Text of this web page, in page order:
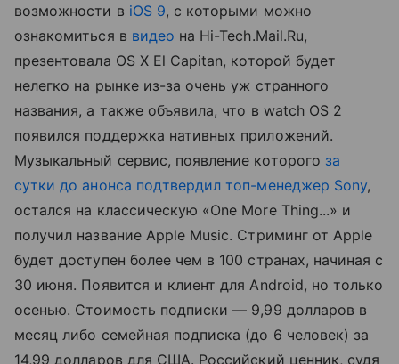
возможности в iOS 9, с которыми можно
ознакомиться в видео на Hi-Tech.Mail.Ru,
презентовала OS X El Capitan, которой будет
нелегко на рынке из-за очень уж странного
названия, а также объявила, что в watch OS 2
появился поддержка нативных приложений.
Музыкальный сервис, появление которого за
сутки до анонса подтвердил топ-менеджер Sony,
остался на классическую «One More Thing...» и
получил название Apple Music. Стриминг от Apple
будет доступен более чем в 100 странах, начиная с
30 июня. Появится и клиент для Android, но только
осенью. Стоимость подписки — 9,99 долларов в
месяц либо семейная подписка (до 6 человек) за
14,99 долларов для США. Российский ценник, судя